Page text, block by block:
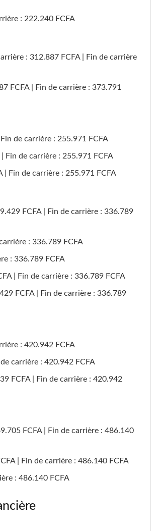
: 222.240 FCFA
: 312.887 FCFA | Fin de carrière
FCFA | Fin de carrière : 373.791
de carrière : 255.971 FCFA
Fin de carrière : 255.971 FCFA
Fin de carrière : 255.971 FCFA
FCFA | Fin de carrière : 336.789
: 336.789 FCFA
: 336.789 FCFA
| Fin de carrière : 336.789 FCFA
FCFA | Fin de carrière : 336.789
: 420.942 FCFA
carrière : 420.942 FCFA
FCFA | Fin de carrière : 420.942
FCFA | Fin de carrière : 486.140
| Fin de carrière : 486.140 FCFA
: 486.140 FCFA